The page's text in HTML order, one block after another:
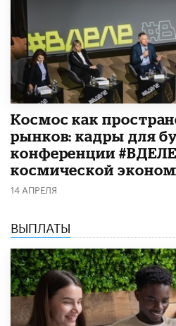
Космос как
рынков: кадры для
конференции
космической
14 АПРЕЛЯ
ВЫПЛАТЫ